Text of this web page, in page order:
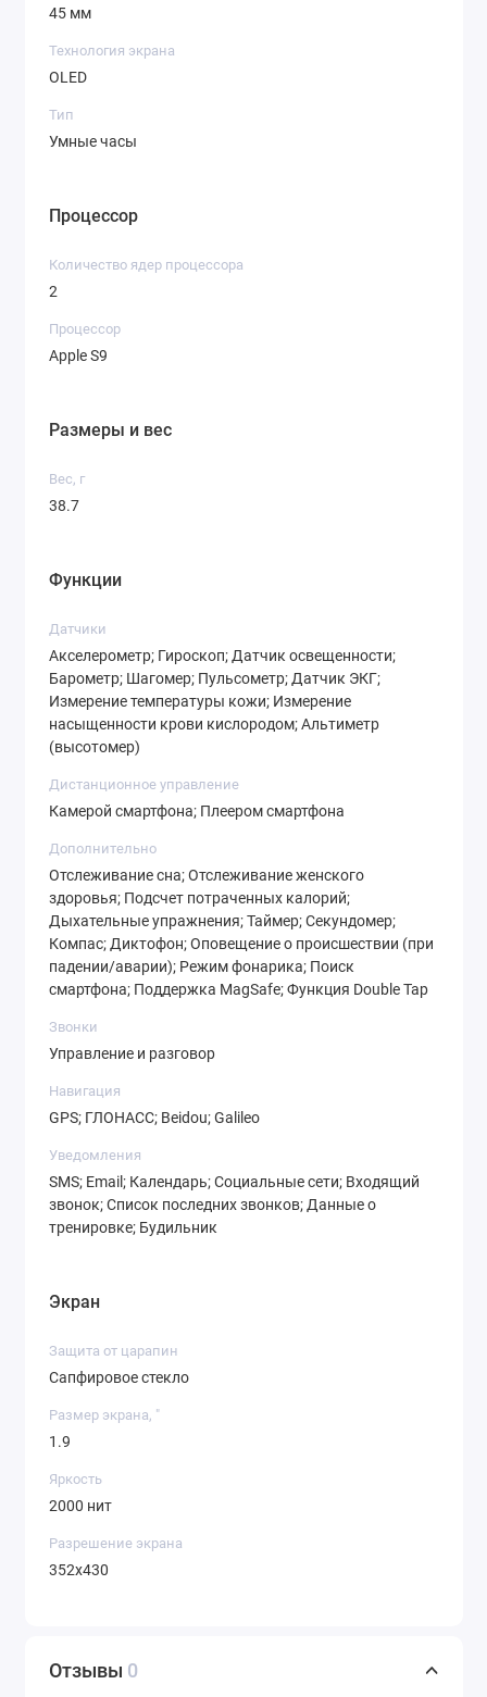
45 мм
Технология экрана
OLED
Тип
Умные часы
Процессор
Количество ядер процессора
2
Процессор
Apple S9
Размеры и вес
Вес, г
38.7
Функции
Датчики
Акселерометр; Гироскоп; Датчик освещенности;
Барометр; Шагомер; Пульсометр; Датчик ЭКГ;
Измерение температуры кожи; Измерение
насыщенности крови кислородом; Альтиметр
(высотомер)
Дистанционное управление
Камерой смартфона; Плеером смартфона
Дополнительно
Отслеживание сна; Отслеживание женского
здоровья; Подсчет потраченных калорий;
Дыхательные упражнения; Таймер; Секундомер;
Компас; Диктофон; Оповещение о происшествии (при
падении/аварии); Режим фонарика; Поиск
смартфона; Поддержка MagSafe; Функция Double Tap
Звонки
Управление и разговор
Навигация
GPS; ГЛОНАСС; Beidou; Galileo
Уведомления
SMS; Email; Календарь; Социальные сети; Входящий
звонок; Список последних звонков; Данные о
тренировке; Будильник
Экран
Защита от царапин
Сапфировое стекло
Размер экрана, "
1.9
Яркость
2000 нит
Разрешение экрана
352x430
Отзывы 0